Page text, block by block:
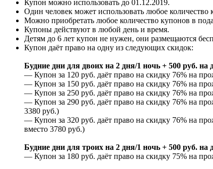
Купон можно использовать до 01.12.2019.
Один человек может использовать любое количество
Можно приобретать любое количество купонов в
Купоны действуют в любой день и время.
Детям до 6 лет купон не нужен, они размещаются
Купон даёт право на одну из следующих скидок:
Будние дни для двоих на 2 дня/1 ночь + 500 руб. на
— Купон за 120 руб. даёт право на скидку 76% на
— Купон за 150 руб. даёт право на скидку 76% на
— Купон за 250 руб. даёт право на скидку 76% на
— Купон за 290 руб. даёт право на скидку 76% на
3380 руб.)
— Купон за 320 руб. даёт право на скидку 76% на
вместо 3780 руб.)
Будние дни для троих на 2 дня/1 ночь + 500 руб. на
— Купон за 180 руб. даёт право на скидку 75% на